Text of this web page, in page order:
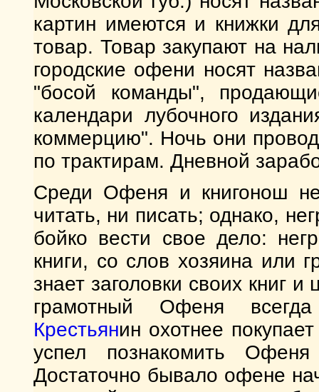
картин имеются и книжки
товар. Товар закупают на
городские офени носят
"босой команды",
календари лубочного
коммерцию". Ночь они
по трактирам. Дневной
Среди Офеня и книгонош
читать, ни писать; однако,
бойко вести свое дело:
книги, со слов хозяина или
знает заголовки своих книг
грамотный Офеня всегда
Крестьянин охотнее
успел познакомить
Достаточно бывало офене